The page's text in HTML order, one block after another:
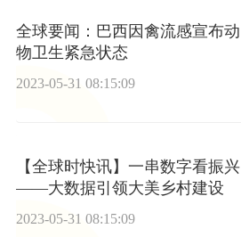
全球要闻：巴西因禽流感宣布动
物卫生紧急状态
2023-05-31 08:15:09
【全球时快讯】一串数字看振兴
——大数据引领大美乡村建设
2023-05-31 08:15:09